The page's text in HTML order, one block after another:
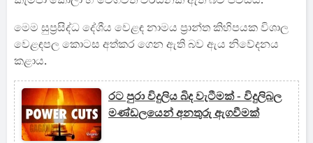
මෙම සුප්‍රසිද්ධ දේශීය වෙළඳ නාමය ප්‍රාන්ත කිහිපයක විශාල
වෙළඳපල කොටස අත්කර ගෙන ඇති බව ඇය නිවේදනය
කළාය.
රට පුරා විදුලිය බිද වැටීමක් - විදුලිබල
මණ්ඩලයෙන් අනතුරු ඇගවීමක්